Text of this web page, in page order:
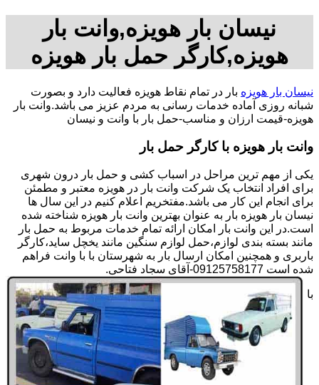
نیسان بار هویزه,وانت بار
هویزه,کارگر حمل بار هویزه
نیسان بار هویزه بار در تمام نقاط هویزه فعالیت دارد و بصورت
شبانه روزی آماده خدمات رسانی به مردم عزیز می باشد.وانت بار
هویزه-قیمت ارزان و مناسب-حمل بار با وانت و نیسان
وانت بار هویزه با کارگر حمل بار
یکی از مهم ترین مراحل در اسباب کشی و حمل بار درون شهری
برای افراد انتخاب یک شرکت وانت بار در هویزه معتبر و مطمئن
برای انجام این کار می باشد.مفتخریم اعلام کنیم در این سال ها
نیسان بار هویزه بار به عنوان بهترین وانت بار هویزه شناخته شده
است.در این وانت بار امکان ارائه تمام خدمات مربوط به حمل بار
مانند بسته بندی لوازم،حمل لوازم سنگین مانند یخچل ساید،کارگر
باربری و همچنین امکان ارسال بار به شهرستان با با وانت فراهم
شده است 09125758177-آقای سجاد فتاحی.
با